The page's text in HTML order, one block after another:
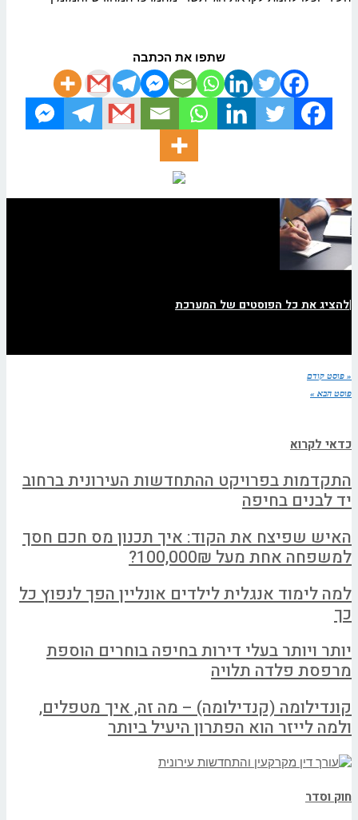
שתפו את הכתבה
|להציג את כל הפוסטים של המערכת
« פוסט קודם
פוסט הבא »
כדאי לקרוא
התקדמות בפרויקט ההתחדשות העירונית ברחוב
יד לבנים בחיפה
האיש שפיצח את הקוד: איך תכנון מס חכם חסך
למשפחה אחת מעל 100,000₪?
למה לימוד אנגלית לילדים אונליין הפך לנפוץ כל
כך
יותר ויותר בעלי דירות בחיפה בוחרים הוספת
מרפסת פלדה תלויה
קונדילומה (קנדילומה) – מה זה, איך מטפלים,
ולמה לייזר הוא הפתרון היעיל ביותר
חוק וסדר